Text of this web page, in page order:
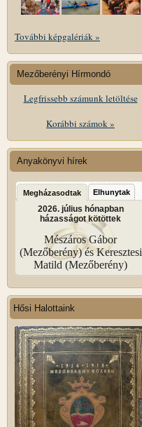
További képgalériák »
Mezőberényi Hírmondó
Legfrissebb számunk letöltése
Korábbi számok »
Anyakönyvi hírek
Megházasodtak Elhunytak
2026. július hónapban
házasságot kötöttek
Mészáros Gábor
(Mezőberény) és Keresztesi
Matild (Mezőberény)
Hősi Halottaink